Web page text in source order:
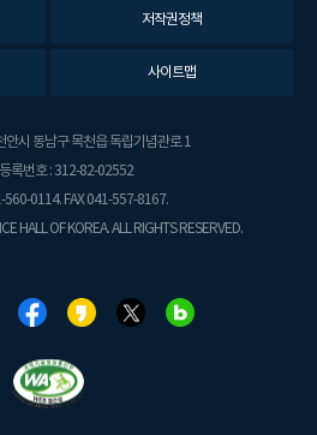
저작권정책
사이트맵
안시 동남구 목천읍 독립기념관로 1
록번호 : 312-82-02552
560-0114. FAX 041-557-8167.
HALL OF KOREA. ALL RIGHTS RESERVED.